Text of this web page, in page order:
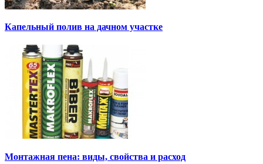
Капельный полив на дачном участке
Монтажная пена: виды, свойства и расход